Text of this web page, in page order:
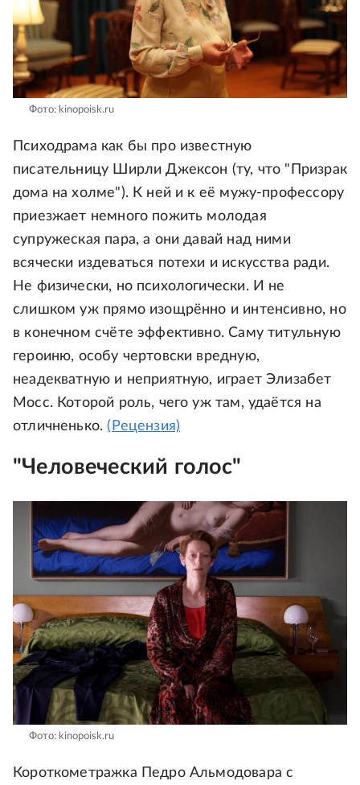
Фото: kinopoisk.ru
Психодрама как бы про известную
писательницу Ширли Джексон (ту, что "Призрак
дома на холме"). К ней и к её мужу-профессору
приезжает немного пожить молодая
супружеская пара, а они давай над ними
всячески издеваться потехи и искусства ради.
Не физически, но психологически. И не
слишком уж прямо изощрённо и интенсивно, но
в конечном счёте эффективно. Саму титульную
героиню, особу чертовски вредную,
неадекватную и неприятную, играет Элизабет
Мосс. Которой роль, чего уж там, удаётся на
отличненько.(Рецензия)
"Человеческий голос"
Фото: kinopoisk.ru
Короткометражка Педро Альмодовара с